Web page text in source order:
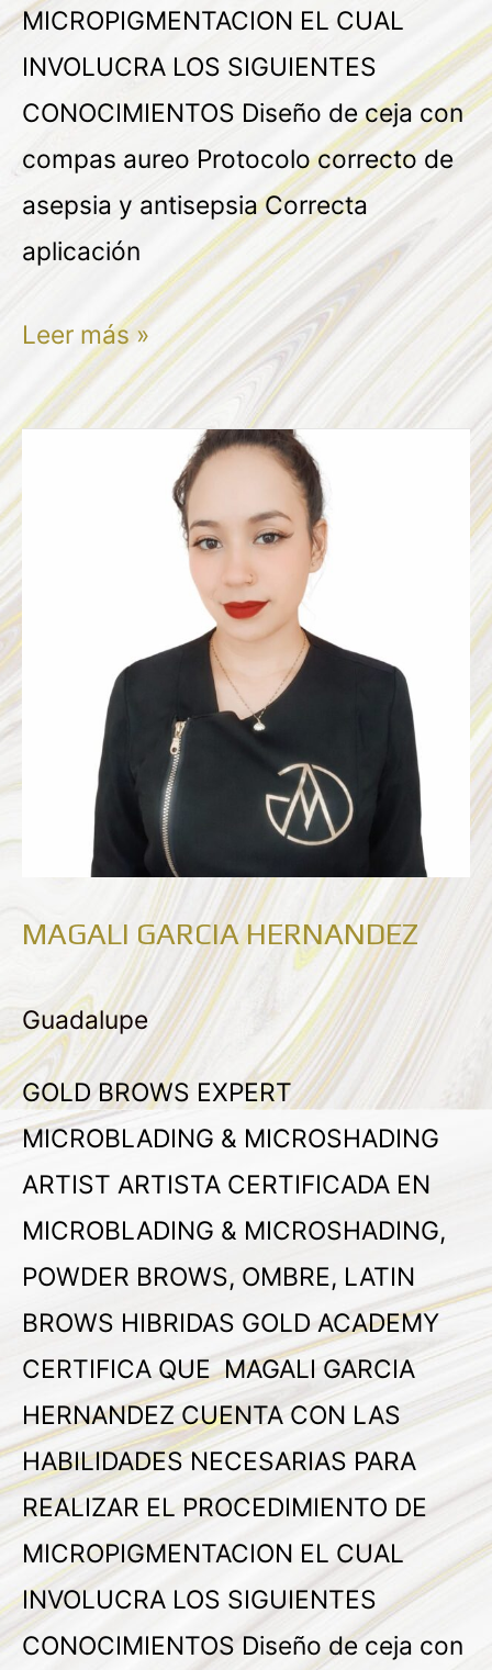
MICROPIGMENTACION EL CUAL
INVOLUCRA LOS SIGUIENTES
CONOCIMIENTOS Diseño de ceja con
compas aureo Protocolo correcto de
asepsia y antisepsia Correcta
aplicación
Leer más »
MAGALI GARCIA HERNANDEZ
Guadalupe
GOLD BROWS EXPERT
MICROBLADING & MICROSHADING
ARTIST ARTISTA CERTIFICADA EN
MICROBLADING & MICROSHADING,
POWDER BROWS, OMBRE, LATIN
BROWS HIBRIDAS GOLD ACADEMY
CERTIFICA QUE MAGALI GARCIA
HERNANDEZ CUENTA CON LAS
HABILIDADES NECESARIAS PARA
REALIZAR EL PROCEDIMIENTO DE
MICROPIGMENTACION EL CUAL
INVOLUCRA LOS SIGUIENTES
CONOCIMIENTOS Diseño de ceja con
MAGALI
GARCIA